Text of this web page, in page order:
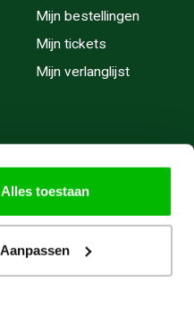
Alles toestaan
Aanpassen
Mijn bestellingen
Mijn tickets
Mijn verlanglijst